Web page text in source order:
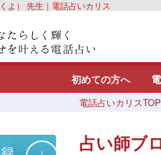
よ） 先生｜電話占いカリス
初めての方へ
電話占いカリスTOP
占い師ブ